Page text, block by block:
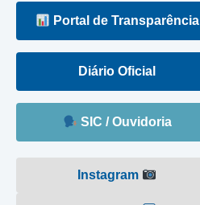
Portal de Transparência
Diário Oficial
SIC / Ouvidoria
Instagram